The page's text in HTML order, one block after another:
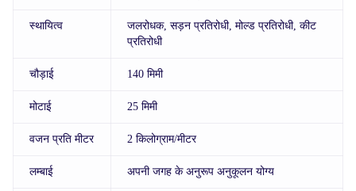
स्थायित्व
जलरोधक, सड़न प्रतिरोधी, मोल्ड प्रतिरोधी, कीट
प्रतिरोधी
चौड़ाई 140 मिमी
मोटाई 25 मिमी
वजन प्रति मीटर 2 किलोग्राम/मीटर
लम्बाई अपनी जगह के अनुरूप अनुकूलन योग्य